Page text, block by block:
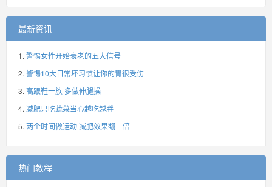
最新资讯
警惕女性开始衰老的五大信号
警惕10大日常坏习惯让你的胃很受伤
高跟鞋一族 多做伸腿操
减肥只吃蔬菜当心越吃越胖
两个时间做运动 减肥效果翻一倍
热门教程